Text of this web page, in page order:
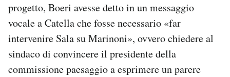
progetto, Boeri avesse detto in un messaggio
vocale a Catella che fosse necessario «far
intervenire Sala su Marinoni», ovvero chiedere al
sindaco di convincere il presidente della
commissione paesaggio a esprimere un parere